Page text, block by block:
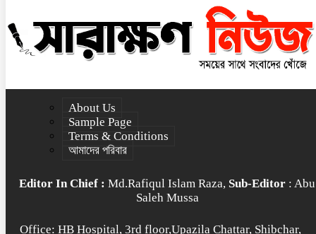
About Us
Sample Page
Terms & Conditions
আমাদের পরিবার
Editor In Chief : Md.Rafiqul Islam Raza, Sub-Editor : Abu
Saleh Mussa
Office: HB Hospital, 3rd floor,Upazila Chattar, Shibchar,